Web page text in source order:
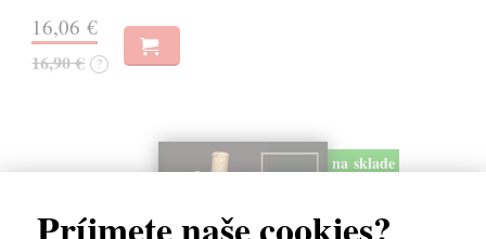
16,06 €
16,90 € ?
na sklade